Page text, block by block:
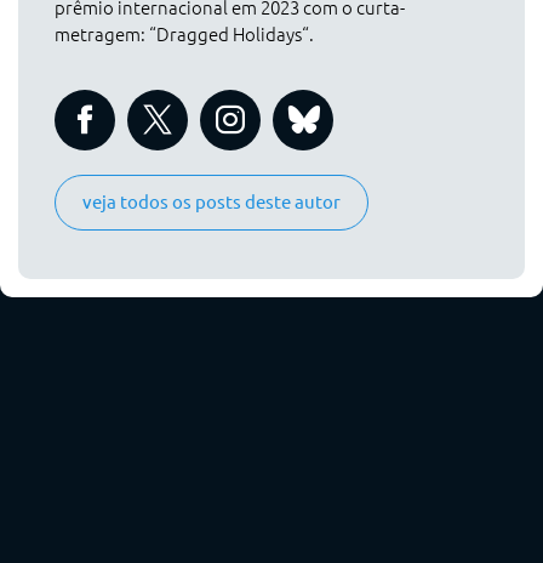
prêmio internacional em 2023 com o curta-
metragem: “Dragged Holidays“.
veja todos os posts deste autor